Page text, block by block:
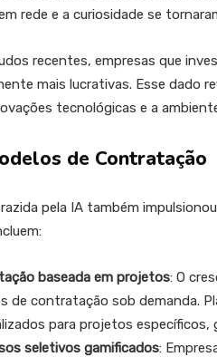
rede e a curiosidade se
recentes, empresas que
mais lucrativas. Esse dado
tecnológicas e a
de Contratação
pela IA também
baseada em projetos: O
de contratação sob demanda.
para projetos específicos,
seletivos gamificados: